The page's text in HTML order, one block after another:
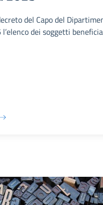
del Capo del
dei soggetti